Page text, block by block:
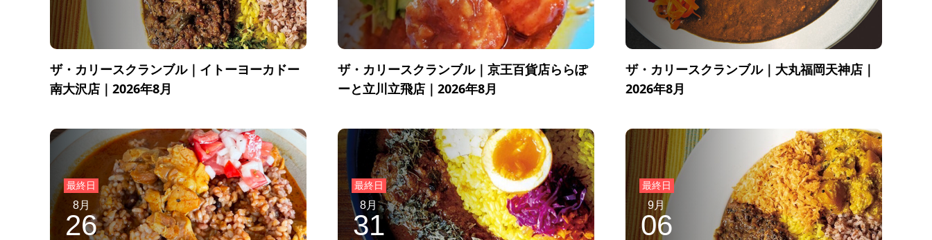
ザ・カリースクランブル｜イトーヨーカドー
南大沢店｜2026年8月
ザ・カリースクランブル｜京王百貨店ららぽ
ーと立川立飛店｜2026年8月
ザ・カリースクランブル｜大丸福岡天神店｜
2026年8月
8月
26
8月
31
9月
06